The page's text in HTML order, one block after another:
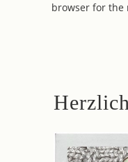
browser for the